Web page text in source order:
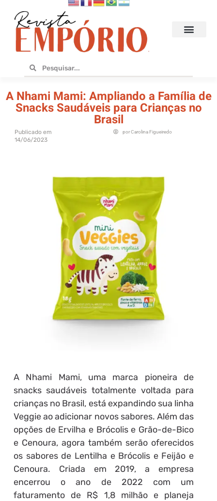
A Nhami Mami: Ampliando a Família de
Snacks Saudáveis para Crianças no
Brasil
Publicado em
14/06/2023
porCarolina Figueiredo
A Nhami Mami, uma marca pioneira de
snacks saudáveis totalmente voltada para
crianças no Brasil, está expandindo sua linha
Veggie ao adicionar novos sabores. Além das
opções de Ervilha e Brócolis e Grão-de-Bico
e Cenoura, agora também serão oferecidos
os sabores de Lentilha e Brócolis e Feijão e
Cenoura. Criada em 2019, a empresa
encerrou o ano de 2022 com um
faturamento de R$ 1,8 milhão e planeja